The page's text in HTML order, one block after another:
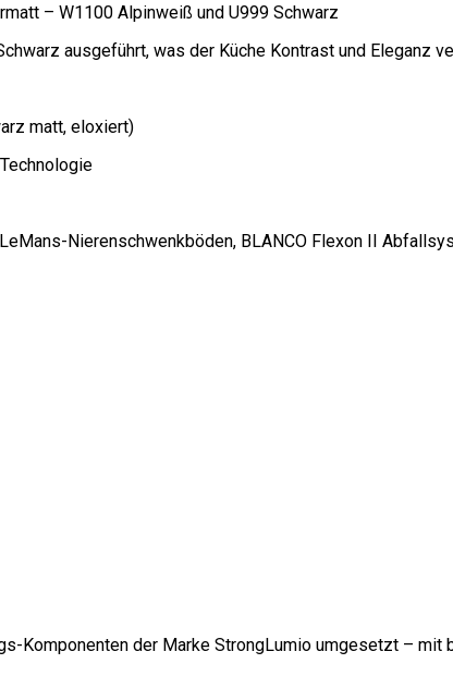
– W1100 Alpinweiß und U999 Schwarz
ausgeführt, was der Küche Kontrast und Eleganz
matt, eloxiert)
Nierenschwenkböden, BLANCO Flexon II
Komponenten der Marke StrongLumio umgesetzt – mit